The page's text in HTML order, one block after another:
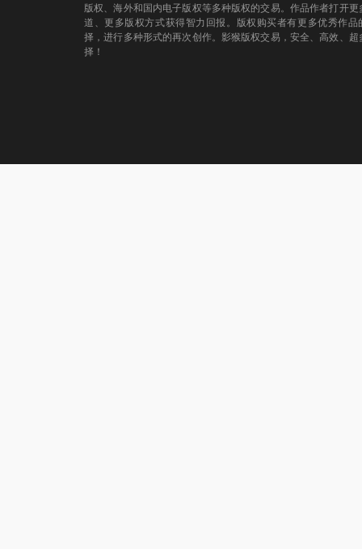
版权、海外和国内电子版权等多种版权的交易。作品作者打开更
道、更多版权方式获得智力回报。版权购买者有更多优秀作品
择，进行多种形式的再次创作。影猴版权交易，安全、高效、超
择！